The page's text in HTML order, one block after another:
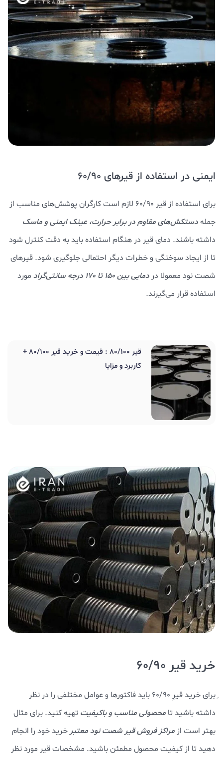
ایمنی در استفاده از قیرهای 60/90
برای استفاده از قیر 60/90 لازم است کارگران پوشش‌های مناسب از
جملهدستکش‌های مقاوم در برابر حرارت، عینک ایمنی و ماسک
داشته باشند. دمای قیر در هنگام استفاده باید به دقت کنترل شود
تا از ایجاد سوخنگی و خطرات دیگر احتمالی جلوگیری شود. قیرهای
شصت نود معمولا در دمایی بین 150 تا 170 درجه سانتی‌گراد
مورد
استفاده قرار می‌گیرند.
قیر 80/100 : قیمت و خرید قیر 80/100 +
کاربرد و مزایا
خرید قیر 60/90
ِبرای خرید قیرِ 60/90 باید فاکتورها و عوامل مختلفی را در نظر
داشته باشید تا محصولی مناسب و باکیفیت تهیه کنید. برای مثال
بهتر است از مراکز فروش قیر شصت نود معتبر خرید خود را انجام
دهید تا از کیفیت محصول مطمئن باشید. مشخصات قیر مورد نظر